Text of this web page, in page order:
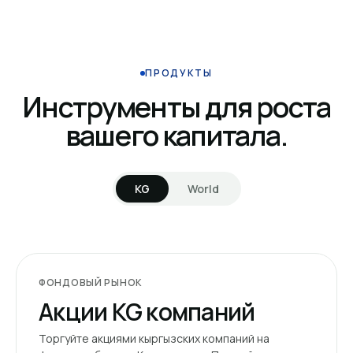
ПРОДУКТЫ
Инструменты для роста
вашего капитала.
KG World
ФОНДОВЫЙ РЫНОК
Акции KG компаний
Торгуйте акциями кыргызских компаний на